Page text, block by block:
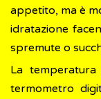
appetito, ma è
idratazione
spremute o
La
termometro